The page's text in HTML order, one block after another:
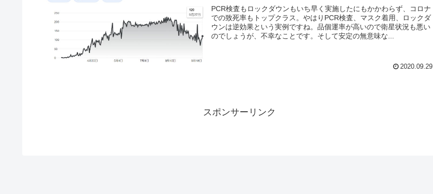
PCR検査もロックダウンもいち早く実施したにもかかわらず、コロナ
での致死率もトップクラス。やはりPCR検査、マスク着用、ロックダ
ウンは逆効果という実例ですね。品個運率が高いので衛星状況も悪い
のでしょうが、不幸なことです。そして安定の無意味な...
2020.09.29
スポンサーリンク